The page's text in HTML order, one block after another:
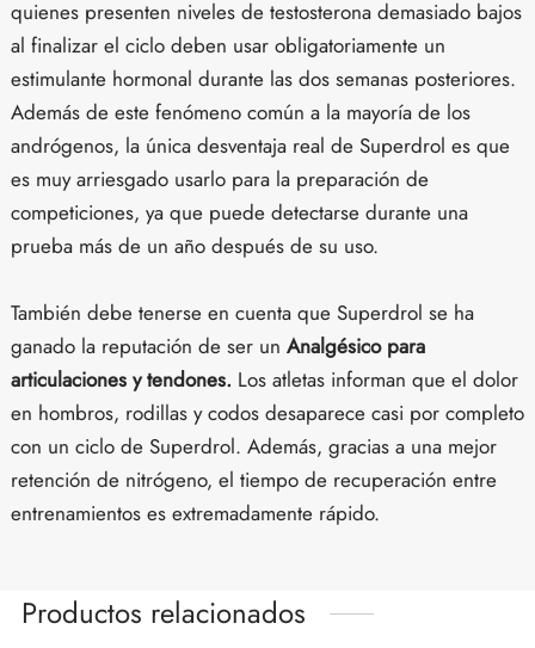
quienes presenten niveles de testosterona demasiado bajos
al finalizar el ciclo deben usar obligatoriamente un
estimulante hormonal durante las dos semanas posteriores.
Además de este fenómeno común a la mayoría de los
andrógenos, la única desventaja real de Superdrol es que
es muy arriesgado usarlo para la preparación de
competiciones, ya que puede detectarse durante una
prueba más de un año después de su uso.
También debe tenerse en cuenta que Superdrol se ha
ganado la reputación de ser un Analgésico para
articulaciones y tendones. Los atletas informan que el dolor
en hombros, rodillas y codos desaparece casi por completo
con un ciclo de Superdrol. Además, gracias a una mejor
retención de nitrógeno, el tiempo de recuperación entre
entrenamientos es extremadamente rápido.
Productos relacionados